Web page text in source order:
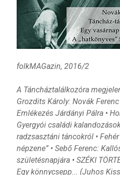
folkMAGazin, 2016/2
A Táncháztalálkozóra
Grozdits Károly: Novák
Emlékezés Járdányi Pálra •
Gyergyói családi
radzsasztáni táncokról •
népzene” • Sebő Ferenc:
születésnapjára • SZÉKI
Egy könnycsepp... (Juhos